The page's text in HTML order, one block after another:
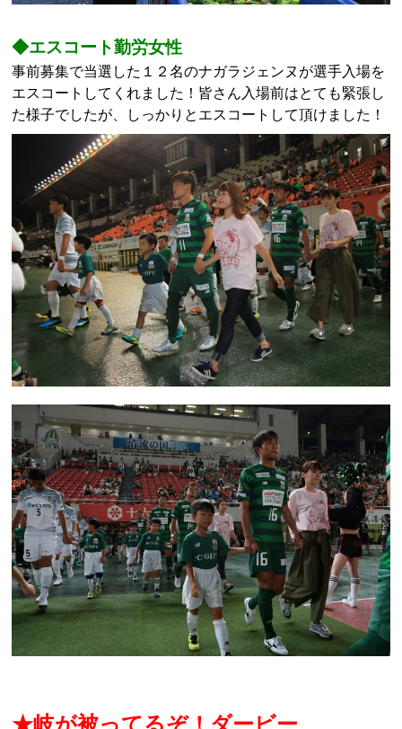
◆エスコート勤労女性
事前募集で当選した１２名のナガラジェンヌが選手入場を
エスコートしてくれました！皆さん入場前はとても緊張し
た様子でしたが、しっかりとエスコートして頂けました！